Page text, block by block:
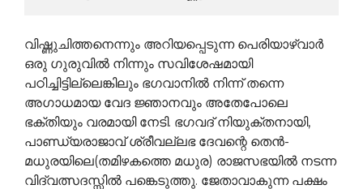
വിഷ്ണുചിത്തനെന്നും അറിയപ്പെടുന്ന പെരിയാഴ്വാര്‍‍‍‍
ഒരു ഗുരുവിൽ നിന്നും സവിശേഷമായി
പഠിച്ചിട്ടില്ലെങ്കിലും ഭഗവാനില്‍ നിന്ന് തന്നെ
അഗാധമായ വേദ ജ്ഞാനവും അതേപോലെ
ഭക്തിയും വരമായി നേടി. ഭഗവദ് നിയുക്തനായി,
പാണ്ഡ്യരാജാവ് ശ്രീവല്ലഭ ദേവന്റെ തെന്‍-
മധുരയിലെ(തമിഴകത്തെ മധുര) രാജസഭയില്‍ നടന്ന
വിദ്വത്സദസ്സില്‍ പങ്കെടുത്തു. ജേതാവാകുന്ന പക്ഷം